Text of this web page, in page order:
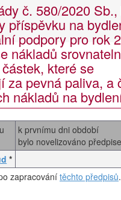
č. 580/2020 Sb.,
příspěvku na
podpory pro rok
nákladů
které se
za pevná paliva, a
nákladů na
k prvnímu dni období
bylo novelizováno
*
zapracování těchto předpisů.